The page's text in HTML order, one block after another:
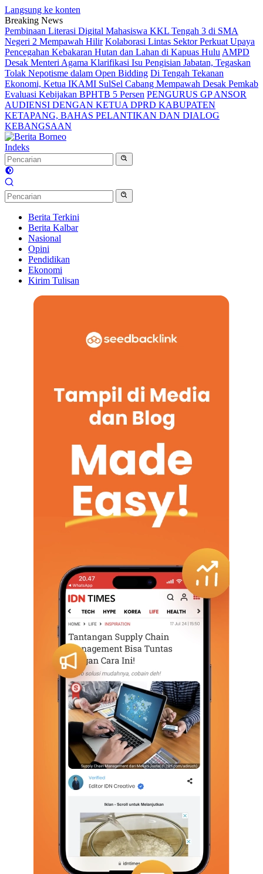
Langsung ke konten
Breaking News
Pembinaan Literasi Digital Mahasiswa KKL Tengah 3 di SMA
Negeri 2 Mempawah Hilir Kolaborasi Lintas Sektor Perkuat Upaya
Pencegahan Kebakaran Hutan dan Lahan di Kapuas Hulu AMPD
Desak Menteri Agama Klarifikasi Isu Pengisian Jabatan, Tegaskan
Tolak Nepotisme dalam Open Bidding Di Tengah Tekanan
Ekonomi, Ketua IKAMI SulSel Cabang Mempawah Desak Pemkab
Evaluasi Kebijakan BPHTB 5 Persen PENGURUS GP ANSOR
AUDIENSI DENGAN KETUA DPRD KABUPATEN
KETAPANG, BAHAS PELANTIKAN DAN DIALOG
KEBANGSAAN
Indeks
Berita Terkini
Berita Kalbar
Nasional
Opini
Pendidikan
Ekonomi
Kirim Tulisan